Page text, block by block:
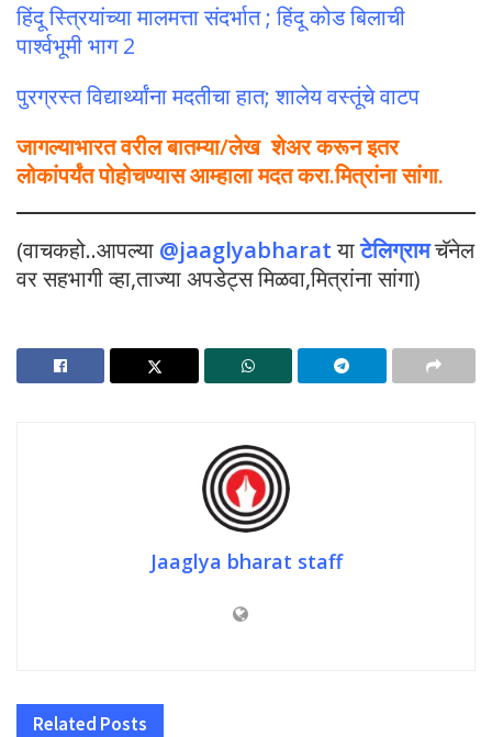
हिंदू स्त्रियांच्या मालमत्ता संदर्भात ; हिंदू कोड बिलाची
पार्श्वभूमी भाग 2
पुरग्रस्त विद्यार्थ्यांना मदतीचा हात; शालेय वस्तूंचे वाटप
जागल्याभारत वरील बातम्या/लेख शेअर करून इतर
लोकांपर्यंत पोहोचण्यास आम्हाला मदत करा.मित्रांना सांगा.
(वाचकहो..आपल्या @jaaglyabharat याटेलिग्रामचॅनेल
वर सहभागी व्हा,ताज्या अपडेट्स मिळवा,मित्रांना सांगा)
Jaaglya bharat staff
Related Posts